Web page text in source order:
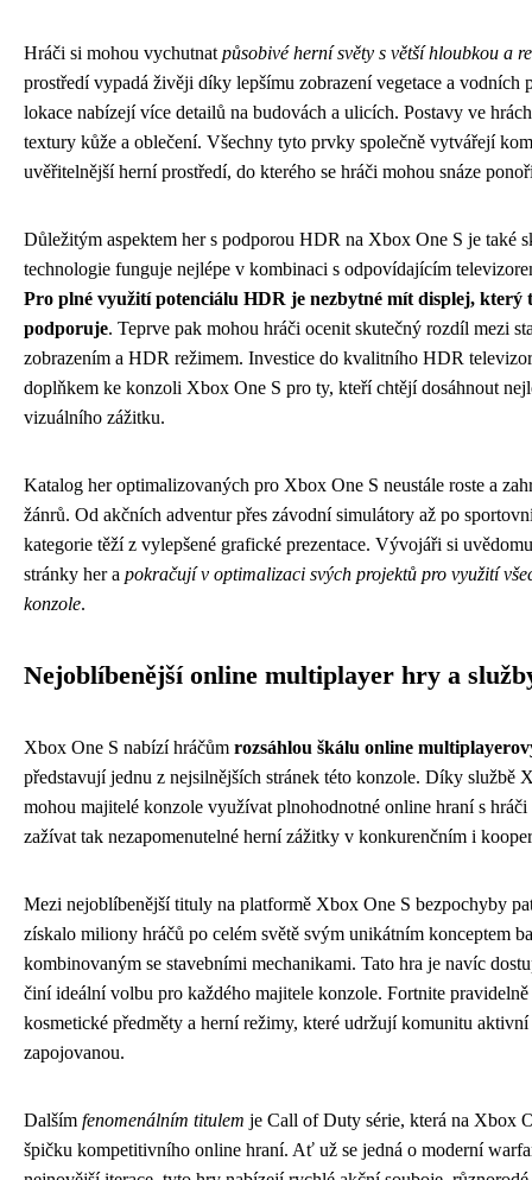
Hráči si mohou vychutnat působivé herní světy s větší hloubkou a
prostředí vypadá živěji díky lepšímu zobrazení vegetace a vodních
lokace nabízejí více detailů na budovách a ulicích. Postavy ve
textury kůže a oblečení. Všechny tyto prvky společně vytvářejí
uvěřitelnější herní prostředí, do kterého se hráči mohou snáze
Důležitým aspektem her s podporou HDR na Xbox One S je také
technologie funguje nejlépe v kombinaci s odpovídajícím
Pro plné využití potenciálu HDR je nezbytné mít displej, který
podporuje. Teprve pak mohou hráči ocenit skutečný rozdíl mezi
zobrazením a HDR režimem. Investice do kvalitního HDR
doplňkem ke konzoli Xbox One S pro ty, kteří chtějí dosáhnout
vizuálního zážitku.
Katalog her optimalizovaných pro Xbox One S neustále roste a
žánrů. Od akčních adventur přes závodní simulátory až po
kategorie těží z vylepšené grafické prezentace. Vývojáři si
stránky her a pokračují v optimalizaci svých projektů pro využití
konzole.
Nejoblíbenější online multiplayer hry a
Xbox One S nabízí hráčům rozsáhlou škálu online
představují jednu z nejsilnějších stránek této konzole. Díky službě
mohou majitelé konzole využívat plnohodnotné online hraní s hráči
zažívat tak nezapomenutelné herní zážitky v konkurenčním i
Mezi nejoblíbenější tituly na platformě Xbox One S bezpochyby
získalo miliony hráčů po celém světě svým unikátním konceptem
kombinovaným se stavebními mechanikami. Tato hra je navíc
činí ideální volbu pro každého majitele konzole. Fortnite pravidelně
kosmetické předměty a herní režimy, které udržují komunitu aktivní
zapojovanou.
Dalším fenomenálním titulem je Call of Duty série, která na Xbox
špičku kompetitivního online hraní. Ať už se jedná o moderní